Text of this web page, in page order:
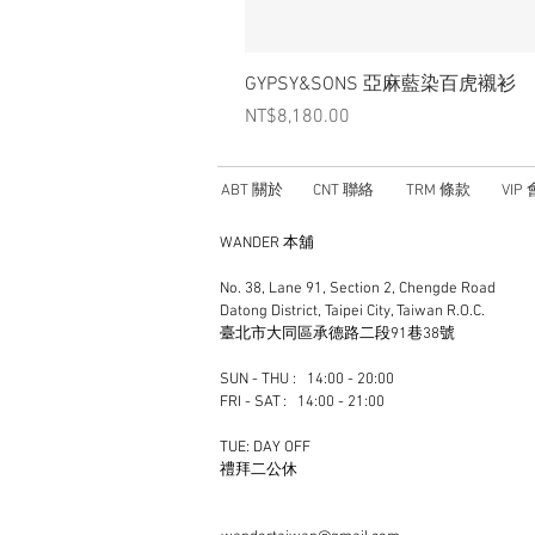
GYPSY&SONS 亞麻藍染百虎襯衫
Price
NT$8,180.00
ABT 關於 CNT 聯絡 TRM 條款 VIP
WANDER 本舖
No. 38, Lane 91, Section 2, Chengde Road
Datong District, Taipei City, Taiwan R.O.C.
臺北市大同區承德路二段91巷38號
SUN - THU : 14:00 - 20:00
FRI - SAT : 14:00 - 21:00
TUE: DAY OFF
​禮拜二公休